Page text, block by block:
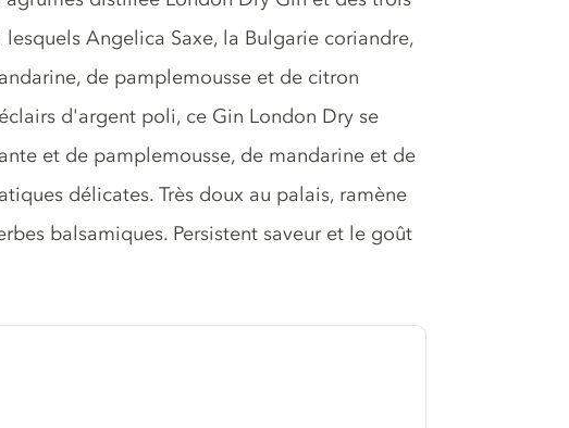
Angelica Saxe, la Bulgarie coriandre,
de pamplemousse et de citron
d'argent poli, ce Gin London Dry se
et de pamplemousse, de mandarine et de
délicates. Très doux au palais, ramène
balsamiques. Persistent saveur et le goût